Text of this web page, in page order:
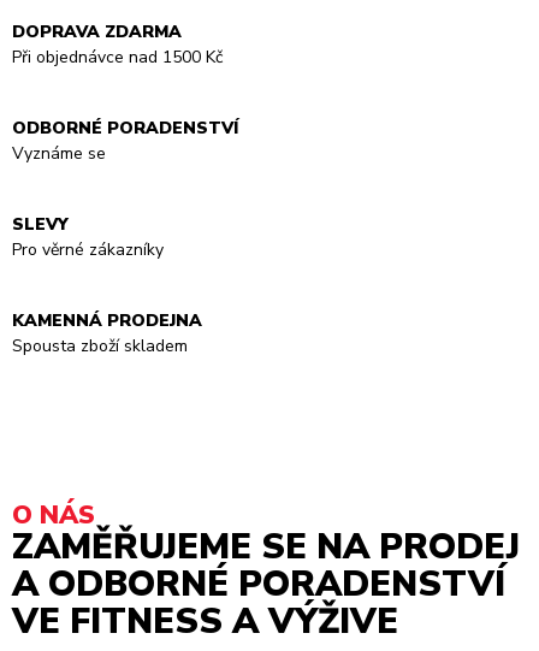
DOPRAVA ZDARMA
Při objednávce nad 1500 Kč
ODBORNÉ PORADENSTVÍ
Vyznáme se
SLEVY
Pro věrné zákazníky
KAMENNÁ PRODEJNA
Spousta zboží skladem
O NÁS
ZAMĚŘUJEME SE NA PRODEJ
A ODBORNÉ PORADENSTVÍ
VE FITNESS A VÝŽIVE